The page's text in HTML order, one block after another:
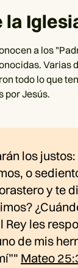
la
a los
Varias
todo lo que
por Jesús.
los
o
y te
Rey les
de mis
Mateo